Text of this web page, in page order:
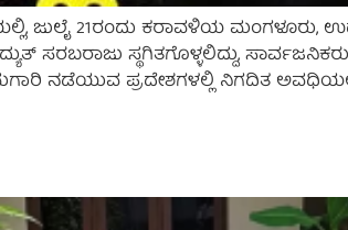
ಜುಲೈ 21ರಂದು ಕರಾವಳಿಯ ಮಂಗಳೂರು,
ಸರಬರಾಜು ಸ್ಥಗಿತಗೊಳ್ಳಲಿದ್ದು,
ನಡೆಯುವ ಪ್ರದೇಶಗಳಲ್ಲಿ ನಿಗದಿತ